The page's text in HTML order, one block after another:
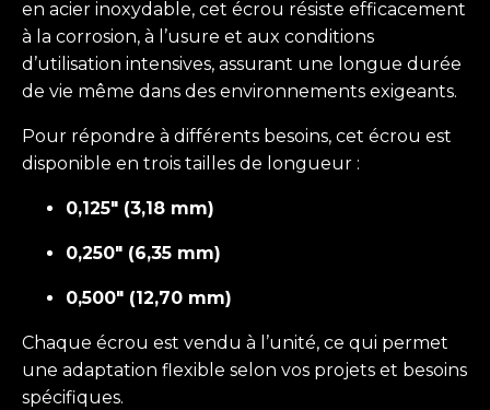
en acier inoxydable, cet écrou résiste efficacement
à la corrosion, à l’usure et aux conditions
d’utilisation intensives, assurant une longue durée
de vie même dans des environnements exigeants.
Pour répondre à différents besoins, cet écrou est
disponible en trois tailles de longueur :
0,125" (3,18 mm)
0,250" (6,35 mm)
0,500" (12,70 mm)
Chaque écrou est vendu à l’unité, ce qui permet
une adaptation flexible selon vos projets et besoins
spécifiques.